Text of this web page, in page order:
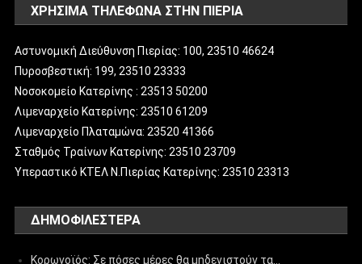
ΧΡΗΣΙΜΑ ΤΗΛΕΦΩΝΑ ΣΤΗΝ ΠΙΕΡΙΑ
Αστυνομική Διεύθυνση Πιερίας: 100, 23510 46624
Πυροσβεστική: 199, 23510 23333
Νοσοκομείο Κατερίνης : 23513 50200
Λιμεναρχείο Κατερίνης: 23510 61209
Λιμεναρχείο Πλαταμώνα: 23520 41366
Σταθμός Τραίνων Κατερίνης: 23510 23709
Υπεραστικό ΚΤΕΛ Ν.Πιερίας Κατερίνης: 23510 23313
ΔΗΜΟΦΙΛΈΣΤΕΡΑ
Κορωνοϊός: Σε πόσες μέρες θα μηδενιστούν τα…